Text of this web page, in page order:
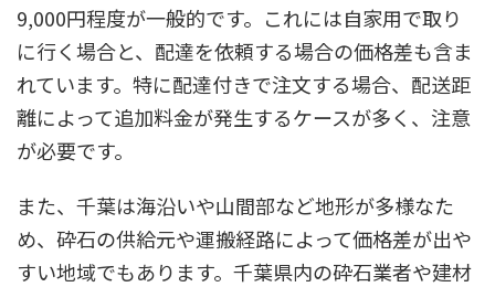
9,000円程度が一般的です。これには自家用で取り
に行く場合と、配達を依頼する場合の価格差も含ま
れています。特に配達付きで注文する場合、配送距
離によって追加料金が発生するケースが多く、注意
が必要です。
また、千葉は海沿いや山間部など地形が多様なた
め、砕石の供給元や運搬経路によって価格差が出や
すい地域でもあります。千葉県内の砕石業者や建材